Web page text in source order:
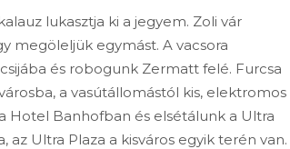
lukasztja ki a jegyem. Zoli vár
megöleljük egymást. A vacsora
és robogunk Zermatt felé. Furcsa
a vasútállomástól kis, elektromos
Hotel Banhofban és elsétálunk a Ultra
Ultra Plaza a kisváros egyik terén van.